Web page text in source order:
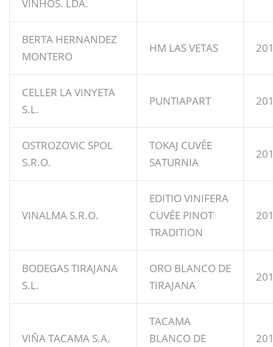
VINHOS. LDA.
BERTA HERNANDEZ
MONTERO
HM LAS VETAS
CELLER LA VINYETA
S.L.
PUNTIAPART
OSTROZOVIC SPOL
S.R.O.
TOKAJ CUVÉE
SATURNIA
VINALMA S.R.O.
EDITIO VINIFERA
CUVÉE PINOT
TRADITION
BODEGAS TIRAJANA
S.L.
ORO BLANCO DE
TIRAJANA
VIÑA TACAMA S.A.
TACAMA
BLANCO DE